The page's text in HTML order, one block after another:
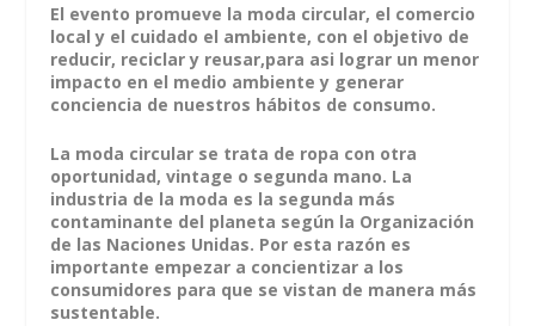
El evento promueve la moda circular, el comercio
local y el cuidado el ambiente, con el objetivo de
reducir, reciclar y reusar,para asi lograr un menor
impacto en el medio ambiente y generar
conciencia de nuestros hábitos de consumo.
La moda circular se trata de ropa con otra
oportunidad, vintage o segunda mano. La
industria de la moda es la segunda más
contaminante del planeta según la Organización
de las Naciones Unidas. Por esta razón es
importante empezar a concientizar a los
consumidores para que se vistan de manera más
sustentable.